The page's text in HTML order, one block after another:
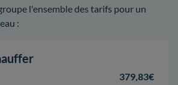
l'ensemble des tarifs pour un
:
379,83€